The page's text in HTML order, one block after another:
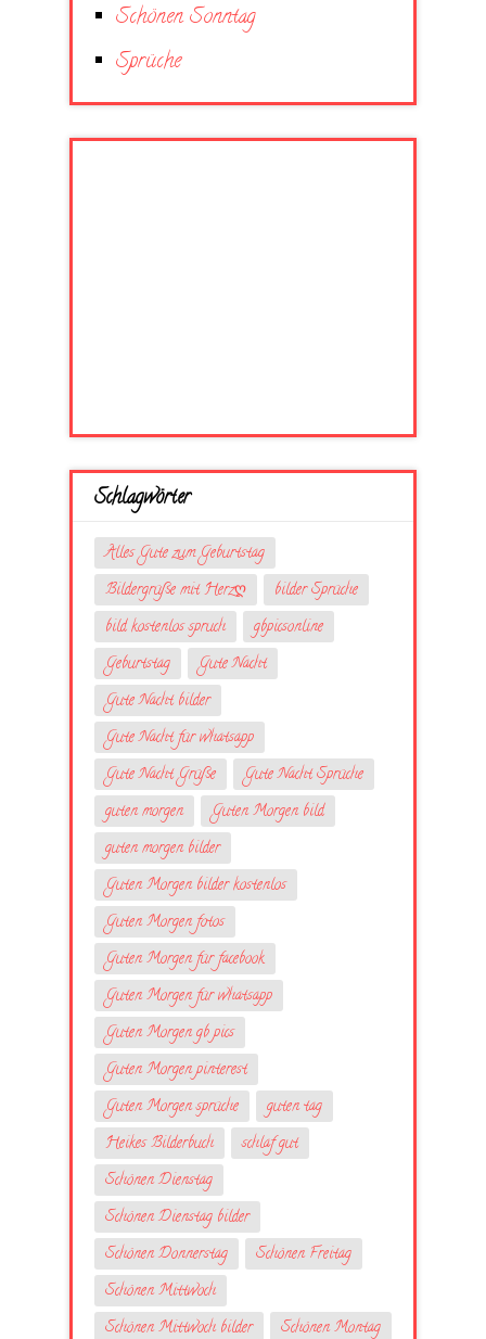
Schönen Sonntag
Sprüche
Schlagwörter
Alles Gute zum Geburtstag
Bildergrüße mit Herzღ
bilder Sprüche
bild kostenlos spruch
gbpicsonline
Geburtstag
Gute Nacht
Gute Nacht bilder
Gute Nacht für whatsapp
Gute Nacht Grüße
Gute Nacht Sprüche
guten morgen
Guten Morgen bild
guten morgen bilder
Guten Morgen bilder kostenlos
Guten Morgen fotos
Guten Morgen für facebook
Guten Morgen für whatsapp
Guten Morgen gb pics
Guten Morgen pinterest
Guten Morgen sprüche
guten tag
Heikes Bilderbuch
schlaf gut
Schönen Dienstag
Schönen Dienstag bilder
Schönen Donnerstag
Schönen Freitag
Schönen Mittwoch
Schönen Mittwoch bilder
Schönen Montag